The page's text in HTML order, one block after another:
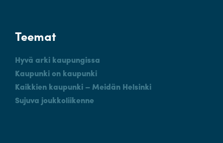
Teemat
Hyvä arki kaupungissa
Kaupunki on kaupunki
Kaikkien kaupunki – Meidän Helsinki
Sujuva joukkoliikenne